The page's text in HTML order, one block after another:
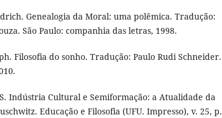
Genealogia da Moral: uma polêmica. Tradução:
São Paulo: companhia das letras, 1998.
Filosofia do sonho. Tradução: Paulo Rudi Schneider.
Indústria Cultural e Semiformação: a Atualidade da
Educação e Filosofia (UFU. Impresso), v. 25, p.